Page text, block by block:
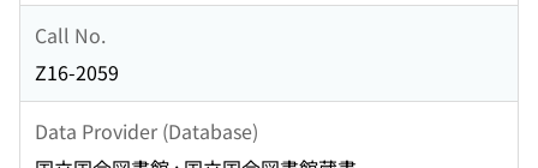
Call No.
Z16-2059
Data Provider (Database)